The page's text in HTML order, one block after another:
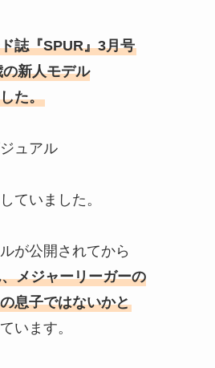
誌『SPUR』3月号
新人モデル
た。
ュアル
ていました。
が公開されてから
メジャーリーガーの
息子ではないかと
います。